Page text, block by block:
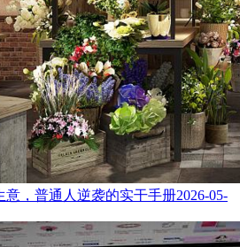
意，普通人逆袭的实干手册2026-05-